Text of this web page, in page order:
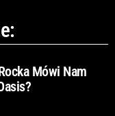
Mówi Nam